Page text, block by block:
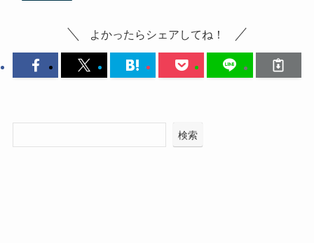
よかったらシェアしてね！
検索